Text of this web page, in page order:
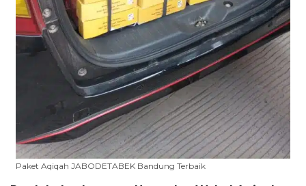
Paket Aqiqah JABODETABEK Bandung Terbaik